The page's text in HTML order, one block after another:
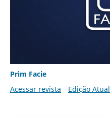
Prim Facie
Acessar revista
Edição Atual